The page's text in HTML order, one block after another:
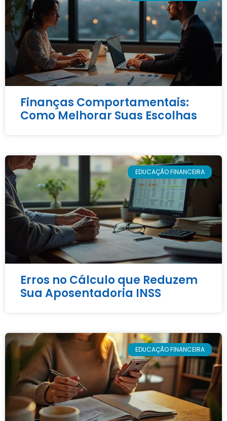
Finanças Comportamentais:
Como Melhorar Suas Escolhas
EDUCAÇÃO FINANCEIRA
Erros no Cálculo que Reduzem
Sua Aposentadoria INSS
EDUCAÇÃO FINANCEIRA